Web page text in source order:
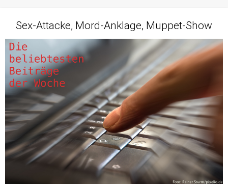
Sex-Attacke, Mord-Anklage, Muppet-Show